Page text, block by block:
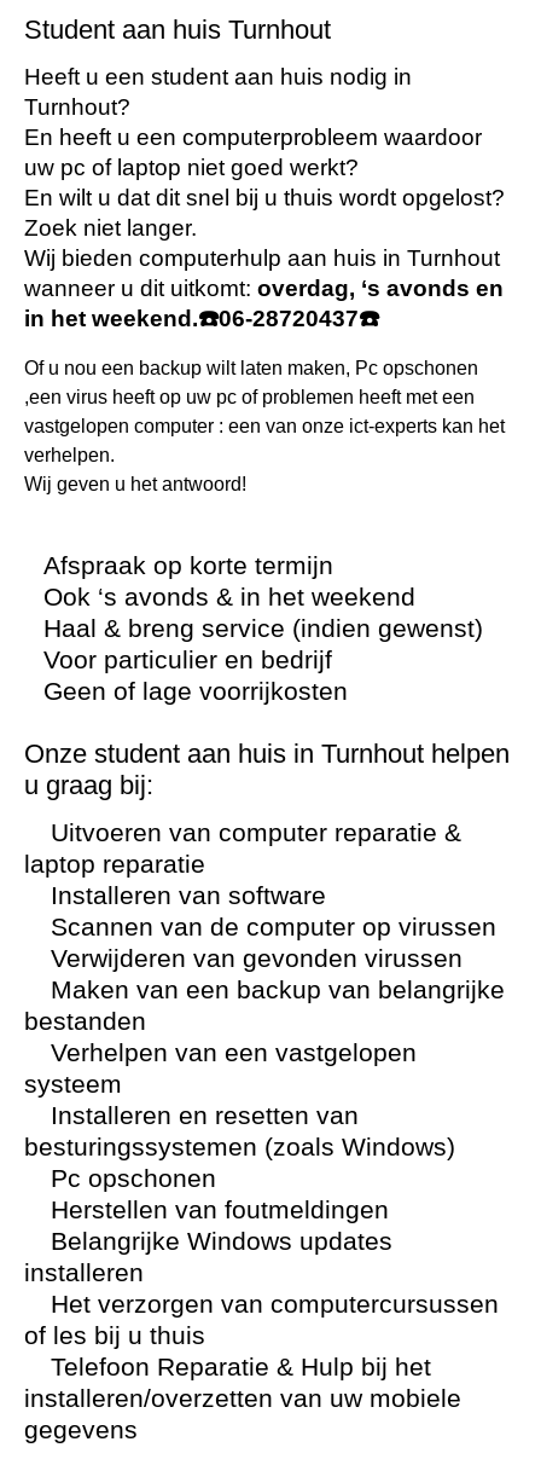
Student aan huis Turnhout
Heeft u een student aan huis nodig in
Turnhout?
En heeft u een computerprobleem waardoor
uw pc of laptop niet goed werkt?
En wilt u dat dit snel bij u thuis wordt opgelost?
Zoek niet langer.
Wij bieden computerhulp aan huis in Turnhout
wanneer u dit uitkomt: overdag, ‘s avonds en
in het weekend.☎️06-28720437☎️
Of u nou een backup wilt laten maken, Pc opschonen
,een virus heeft op uw pc of problemen heeft met een
vastgelopen computer : een van onze ict-experts kan het
verhelpen.
Wij geven u het antwoord!
Afspraak op korte termijn
Ook ‘s avonds & in het weekend
Haal & breng service (indien gewenst)
Voor particulier en bedrijf
Geen of lage voorrijkosten
Onze student aan huis in Turnhout helpen
u graag bij:
Uitvoeren van computer reparatie &
laptop reparatie
Installeren van software
Scannen van de computer op virussen
Verwijderen van gevonden virussen
Maken van een backup van belangrijke
bestanden
Verhelpen van een vastgelopen
systeem
Installeren en resetten van
besturingssystemen (zoals Windows)
Pc opschonen
Herstellen van foutmeldingen
Belangrijke Windows updates
installeren
Het verzorgen van computercursussen
of les bij u thuis
Telefoon Reparatie & Hulp bij het
installeren/overzetten van uw mobiele
gegevens